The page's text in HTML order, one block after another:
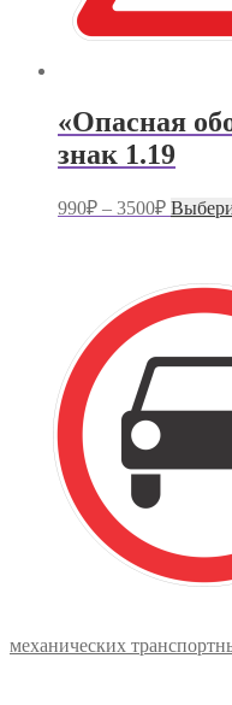
«Опасная
знак 1.19
990₽ – 3500₽
3500₽
механических